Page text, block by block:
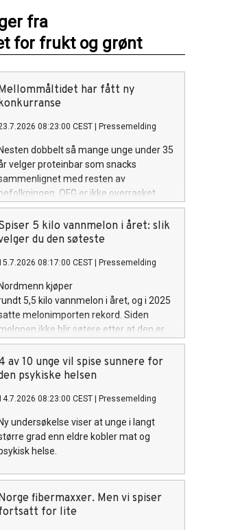
fra
for frukt og grønt
har fått ny
08:23:00 CEST Pressemelding
Nesten dobbelt så mange unge under 35
velger proteinbar som snacks
med resten av
OFG er ikke overrasket,
mener trenden er verdt å se
på.
5 kilo vannmelon i året: slik
du den søteste
08:17:00 CEST Pressemelding
Nordmenn kjøper
5,5 kilo vannmelon i året, og i 2025
melonimporten rekord. Siden
ikke blir søtere etter at den er
er det i butikken du finner den
søteste. Senior ernæringsrådgiver i OFG,
Bogstrand Sagen, deler tre enkle
av 10 unge vil spise sunnere for
psykiske helsen
08:23:00 CEST Pressemelding
Ny undersøkelse viser at unge i langt
grad enn eldre kobler mat og
helse.
fibermaxxer. Men vi spiser
for lite